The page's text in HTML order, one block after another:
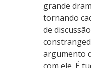
grande
tornando
de
argumento
com ele. É